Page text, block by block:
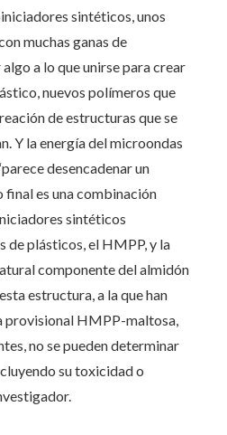
sintéticos, unos
muchas ganas de
a lo que unirse para crear
nuevos polímeros que
de estructuras que se
Y la energía del microondas
desencadenar un
es una combinación
sintéticos
de plásticos, el HMPP, y la
componente del almidón
estructura, a la que han
provisional HMPP-maltosa,
no se pueden determinar
su toxicidad o